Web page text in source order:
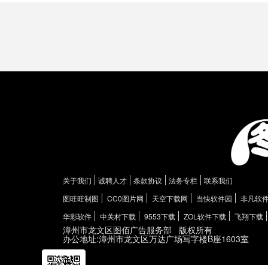
关于我们 诚聘人才 条款协议 法务专栏
联系我们
图旺旺制图
CC0图片网 天空下载网 当快软件园
非凡软
华彩软件
中关村下载 9553下载 ZOL软件下载 飞翔下载
漳州市龙文区图佰广告服务部 版权所有
办公地址:漳州市龙文区万达广场写字楼B座1603室